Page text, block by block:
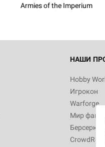
Armies of the Imperium
НАШИ
Hobby
Игрокон
Warforge
Мир
Берсерк